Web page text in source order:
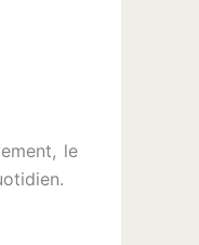
le